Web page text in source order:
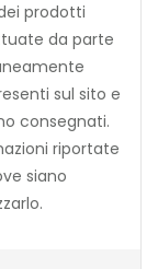
prodotti
da parte
sul sito e
consegnati.
riportate
siano